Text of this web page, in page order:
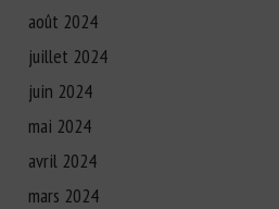
août 2024
juillet 2024
juin 2024
mai 2024
avril 2024
mars 2024